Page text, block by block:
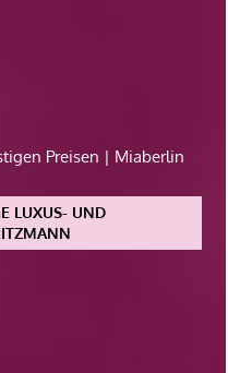
Preisen | Miaberlin
LUXUS- UND